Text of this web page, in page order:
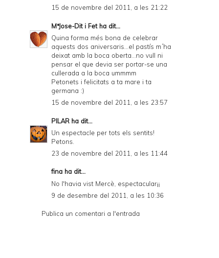
15 de novembre del 2011, a les 21:22
MªJose-Dit i Fetha dit...
Quina forma més bona de celebrar
aquests dos aniversaris...el pastís m´ha
deixat amb la boca oberta...no vull ni
pensar el que devia ser portar-se una
cullerada a la boca ummmm
Petonets i felicitats a ta mare i ta
germana :)
15 de novembre del 2011, a les 23:57
PILAR ha dit...
Un espectacle per tots els sentits!
Petons.
23 de novembre del 2011, a les 11:44
fina ha dit...
No l'havia vist Mercè, espectacular¡¡
9 de desembre del 2011, a les 10:36
Publica un comentari a l'entrada